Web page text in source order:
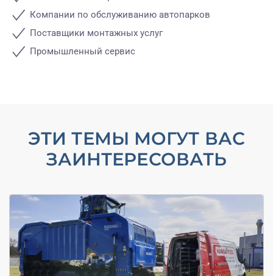
Компании по обслуживанию автопарков
Поставщики монтажных услуг
Промышленный сервис
ЭТИ ТЕМЫ МОГУТ ВАС
ЗАИНТЕРЕСОВАТЬ